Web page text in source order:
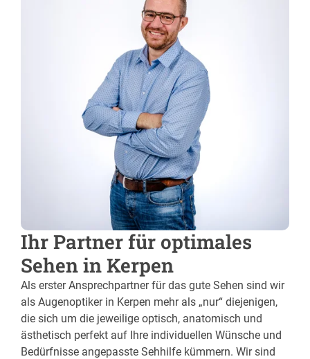
Ihr Partner für optimales
Sehen in Kerpen
Als erster Ansprechpartner für das gute Sehen sind wir
als Augenoptiker in Kerpen mehr als „nur“ diejenigen,
die sich um die jeweilige optisch, anatomisch und
ästhetisch perfekt auf Ihre individuellen Wünsche und
Bedürfnisse angepasste Sehhilfe kümmern. Wir sind